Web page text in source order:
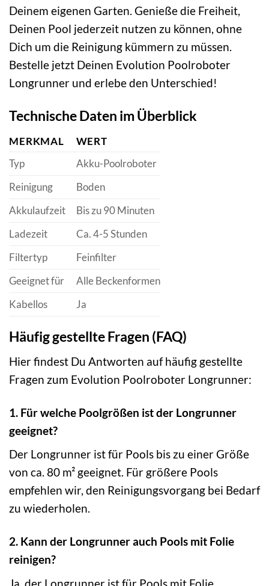
Deinem eigenen Garten. Genieße die Freiheit,
Deinen Pool jederzeit nutzen zu können, ohne
Dich um die Reinigung kümmern zu müssen.
Bestelle jetzt Deinen Evolution Poolroboter
Longrunner und erlebe den Unterschied!
Technische Daten im Überblick
MERKMAL
WERT
Typ
Akku-Poolroboter
Reinigung
Boden
Akkulaufzeit
Bis zu 90 Minuten
Ladezeit
Ca. 4-5 Stunden
Filtertyp
Feinfilter
Geeignet für
Alle Beckenformen
Kabellos
Ja
Häufig gestellte Fragen (FAQ)
Hier findest Du Antworten auf häufig gestellte
Fragen zum Evolution Poolroboter Longrunner:
1. Für welche Poolgrößen ist der Longrunner
geeignet?
Der Longrunner ist für Pools bis zu einer Größe
von ca. 80 m² geeignet. Für größere Pools
empfehlen wir, den Reinigungsvorgang bei Bedarf
zu wiederholen.
2. Kann der Longrunner auch Pools mit Folie
reinigen?